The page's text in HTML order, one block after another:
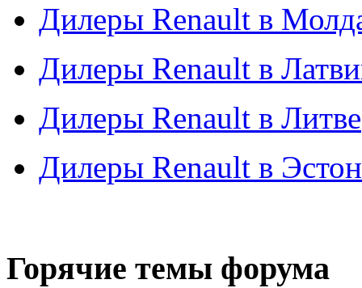
Дилеры Renault в
Дилеры Renault в
Дилеры Renault в Литве
Дилеры Renault в
Горячие темы форума